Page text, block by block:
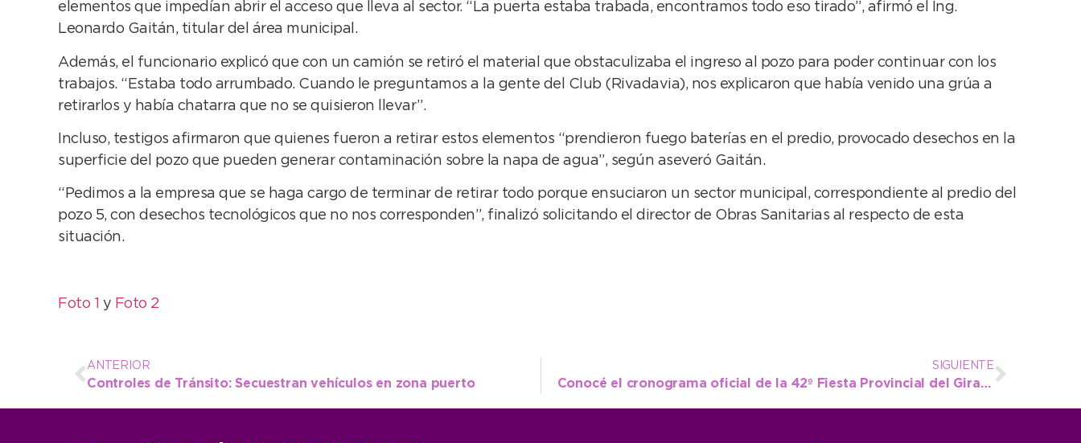
elementos que impedían abrir el acceso que lleva al sector. “La puerta estaba trabada, encontramos todo eso tirado”, afirmó el Ing.
Leonardo Gaitán, titular del área municipal.
Además, el funcionario explicó que con un camión se retiró el material que obstaculizaba el ingreso al pozo para poder continuar con los
trabajos. “Estaba todo arrumbado. Cuando le preguntamos a la gente del Club (Rivadavia), nos explicaron que había venido una grúa a
retirarlos y había chatarra que no se quisieron llevar”.
Incluso, testigos afirmaron que quienes fueron a retirar estos elementos “prendieron fuego baterías en el predio, provocado desechos en la
superficie del pozo que pueden generar contaminación sobre la napa de agua”, según aseveró Gaitán.
“Pedimos a la empresa que se haga cargo de terminar de retirar todo porque ensuciaron un sector municipal, correspondiente al predio del
pozo 5, con desechos tecnológicos que no nos corresponden”, finalizó solicitando el director de Obras Sanitarias al respecto de esta
situación.
Foto 1 y Foto 2
ANTERIOR
Controles de Tránsito: Secuestran vehículos en zona puerto
SIGUIENTE
Conocé el cronograma oficial de la 42º Fiesta Provincial del Girasol